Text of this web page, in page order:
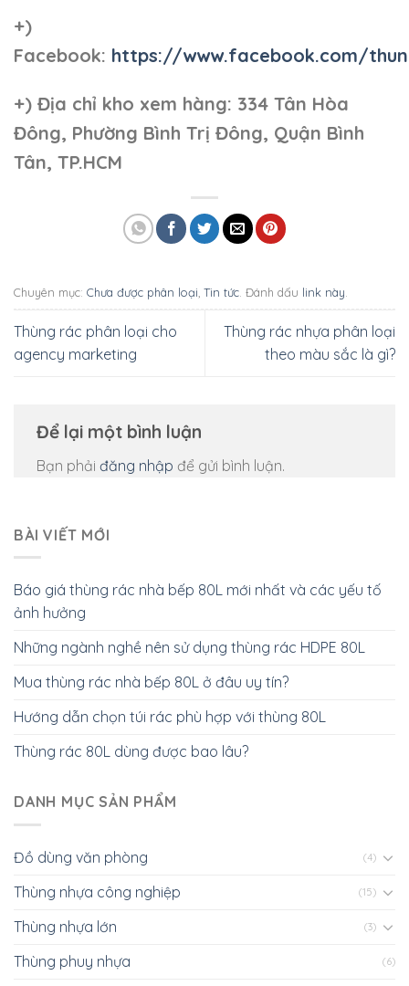
+)
Facebook: https://www.facebook.com/
+) Địa chỉ kho xem hàng: 334 Tân Hòa
Đông, Phường Bình Trị Đông, Quận Bình
Tân, TP.HCM
Chuyên mục: Chưa được phân loại, Tin tức. Đánh dấu link này.
Thùng rác phân loại cho
agency marketing
Thùng rác nhựa phân loại
theo màu sắc là gì?
Để lại một bình luận
Bạn phải đăng nhập để gửi bình luận.
BÀI VIẾT MỚI
Báo giá thùng rác nhà bếp 80L mới nhất và các yếu tố
ảnh hưởng
Những ngành nghề nên sử dụng thùng rác HDPE 80L
Mua thùng rác nhà bếp 80L ở đâu uy tín?
Hướng dẫn chọn túi rác phù hợp với thùng 80L
Thùng rác 80L dùng được bao lâu?
DANH MỤC SẢN PHẨM
Đồ dùng văn phòng (4)
Thùng nhựa công nghiệp (15)
Thùng nhựa lớn (3)
Thùng phuy nhựa (6)